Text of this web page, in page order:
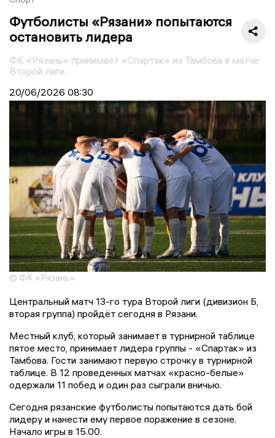
Футболисты «Рязани» попытаются
остановить лидера
ФК «Рязань» принимает «Спартак» из Тамбова в матче
Второй лиги
20/06/2026 08:30
© ФК «Рязань»
Центральный матч 13-го тура Второй лиги (дивизион Б,
вторая группа) пройдёт сегодня в Рязани.
Местный клуб, который занимает в турнирной таблице
пятое место, принимает лидера группы - «Спартак» из
Тамбова. Гости занимают первую строчку в турнирной
таблице. В 12 проведенных матчах «красно-белые»
одержали 11 побед и один раз сыграли вничью.
Сегодня рязанские футболисты попытаются дать бой
лидеру и нанести ему первое поражение в сезоне.
Начало игры в 15.00.